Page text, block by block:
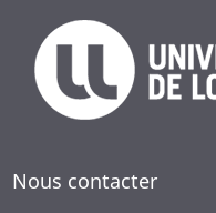
Nous contacter